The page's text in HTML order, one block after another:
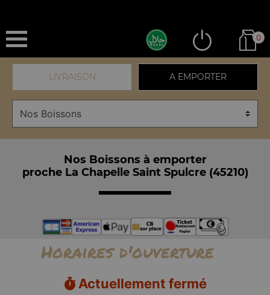
0
LIVRAISON A EMPORTER
Nos Boissons à emporter
proche La Chapelle Saint Spulcre (45210)
Horaires d'ouverture
Actuellement fermé